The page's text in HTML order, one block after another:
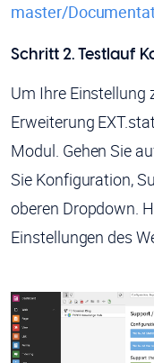
master/
Schritt 2. Testlauf
Um Ihre Einstellung
Erweiterung
Modul. Gehen Sie
Sie Konfiguration,
oberen Dropdown.
Einstellungen des